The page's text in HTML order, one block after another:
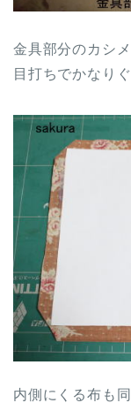
金具部分のカシ
目打ちでかなり
内側にくる布も